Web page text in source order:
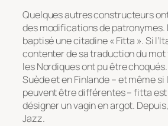
Quelques autres constructeurs
des modifications de patronymes.
baptisé une citadine « Fitta ». Si
contenter de sa traduction du mot
les Nordiques ont pu être
Suède et en Finlande – et même
peuvent être différentes – fitta
désigner un vagin en argot.
Jazz.